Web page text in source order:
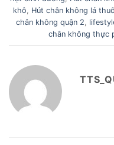
khô, Hút chân không lá
chân không quận 2,
chân không thực